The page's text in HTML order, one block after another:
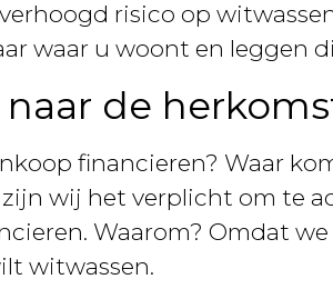
risico op
waar u woont en leggen
de
financieren? Waar
wij het verplicht om te
Waarom? Omdat
witwassen.